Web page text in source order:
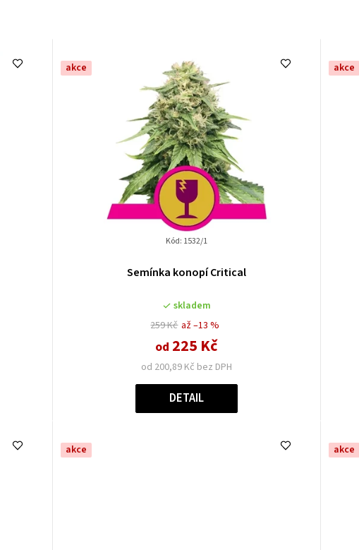
akce
Semínka konopí Critical
skladem
259 Kč
od 200,89 Kč bez DPH
od 225 Kč
až –13 %
DETAIL
Kód: 1532/1
akce
akce akce